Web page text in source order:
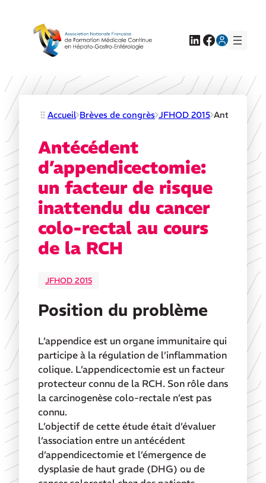
LinkedIn
Facebook
Accueil Brèves de congrès JFHOD 2015 Antécédent
Antécédent
d’appendicectomie:
un facteur de risque
inattendu du cancer
colo-rectal au cours
de la RCH
JFHOD 2015
Position du problème
L’appendice est un organe immunitaire qui
participe à la régulation de l’inflammation
colique. L’appendicectomie est un facteur
protecteur connu de la RCH. Son rôle dans
la carcinogenèse colo-rectale n’est pas
connu.
L’objectif de cette étude était d’évaluer
l’association entre un antécédent
d’appendicectomie et l’émergence de
dysplasie de haut grade (DHG) ou de